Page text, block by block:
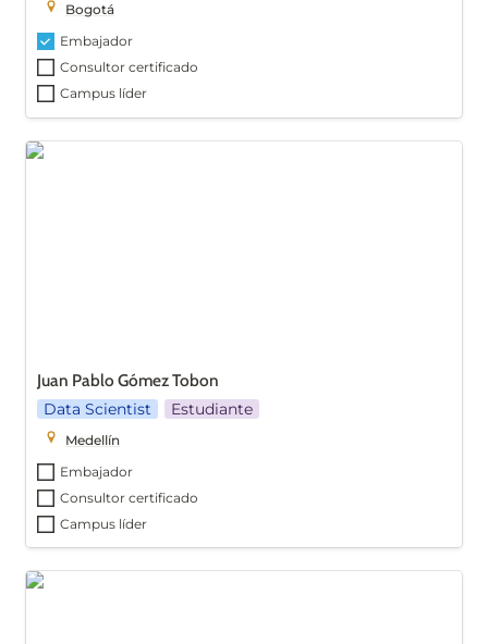
Bogotá
Embajador
Consultor certificado
Campus líder
Juan Pablo Gómez Tobon
Juan Pablo Gómez Tobon
Data Scientist Estudiante
Medellín
Embajador
Consultor certificado
Campus líder
Jesus Prieto